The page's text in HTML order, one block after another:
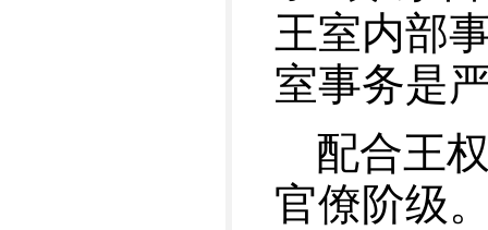
王室内部
室事务是
配合王
官僚阶级